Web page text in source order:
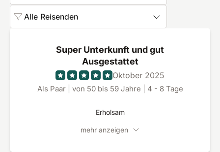
Alle Reisenden
Super Unterkunft und gut
Ausgestattet
Oktober 2025
Als Paar | von 50 bis 59 Jahre | 4 - 8 Tage
Erholsam
mehr anzeigen